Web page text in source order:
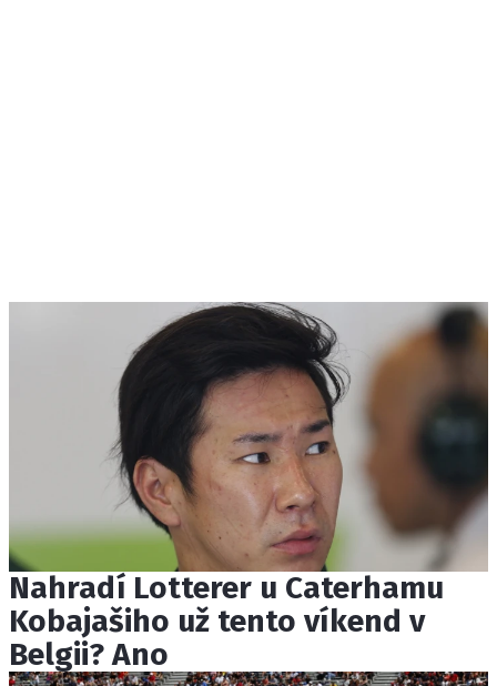
Nahradí Lotterer u Caterhamu
Kobajašiho už tento víkend v
Belgii? Ano